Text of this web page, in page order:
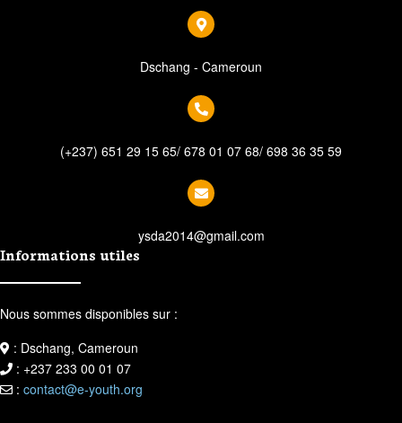
Dschang - Cameroun
(+237) 651 29 15 65/ 678 01 07 68/ 698 36 35 59
ysda2014@gmail.com
Informations utiles
Nous sommes disponibles sur :
: Dschang, Cameroun
: +237 233 00 01 07
: contact@e-youth.org